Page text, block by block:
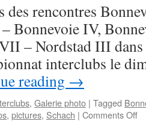
des rencontres
Bonnevoie IV,
– Nordstad III dans
interclubs le
reading →
, Galerie photo | Tagged
, pictures, Schach | Comments Offon